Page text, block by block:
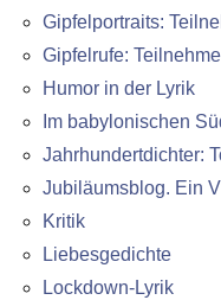
Gipfelportraits:
Gipfelrufe:
Humor in der Lyrik
Im babylonischen
Jahrhundertdichter:
Jubiläumsblog. Ein
Kritik
Liebesgedichte
Lockdown-Lyrik